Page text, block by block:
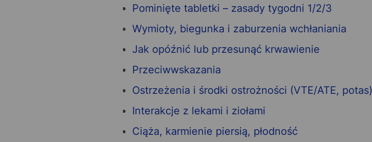
Pominięte tabletki – zasady tygodni 1/2/3
Wymioty, biegunka i zaburzenia wchłaniania
Jak opóźnić lub przesunąć krwawienie
Przeciwwskazania
Ostrzeżenia i środki ostrożności (VTE/ATE, potas)
Interakcje z lekami i ziołami
Ciąża, karmienie piersią, płodność